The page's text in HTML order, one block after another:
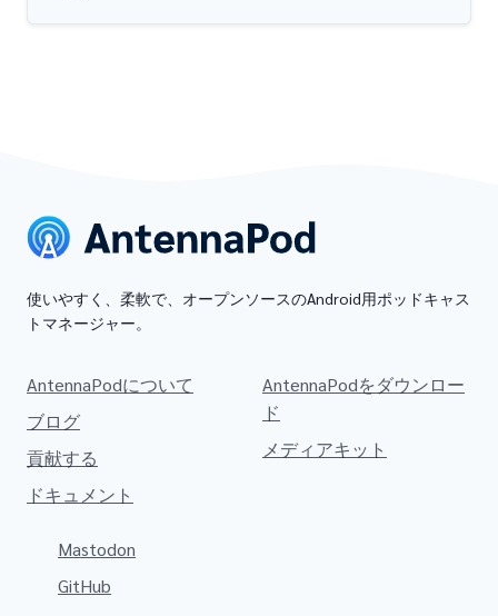
使いやすく、柔軟で、オープンソースのAndroid用ポッドキャス
トマネージャー。
AntennaPodについて
ブログ
貢献する
ドキュメント
AntennaPodをダウンロー
ド
メディアキット
Mastodon
GitHub